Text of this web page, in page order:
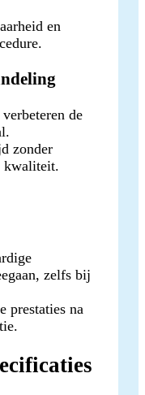
en
de
zonder
kwaliteit.
zelfs bij
prestaties na